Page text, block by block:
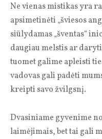
Ne vienas mistikas yra
apsimetinėti „šviesos
siūlydamas „šventas“
daugiau melstis ar
tuomet galime apleisti
vadovas gali padėti
kreipti savo žvilgsnį.
Dvasiniame gyvenime
laimėjimais, bet tai gali